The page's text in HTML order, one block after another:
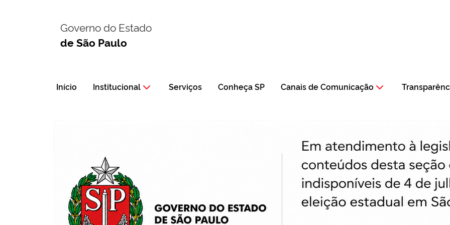
Governo do Estado
de São Paulo
Início Institucional Serviços Conheça SP Canais de Comunicação